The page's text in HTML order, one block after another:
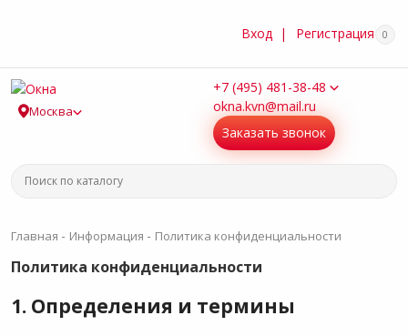
Вход | Регистрация 0
Москва
+7 (495) 481-38-48
okna.kvn@mail.ru
Заказать звонок
Главная - Информация - Политика конфиденциальности
Политика конфиденциальности
1. Определения и термины